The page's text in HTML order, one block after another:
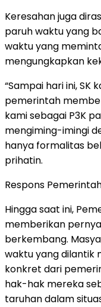
Keresahan juga
paruh waktu yang
waktu yang
mengungkapkan
“Sampai hari ini, SK
pemerintah
kami sebagai P3K
mengiming-imingi
hanya formalitas
prihatin.
Respons
Hingga saat ini,
memberikan
berkembang.
waktu yang dilantik
konkret dari
hak-hak mereka
taruhan dalam